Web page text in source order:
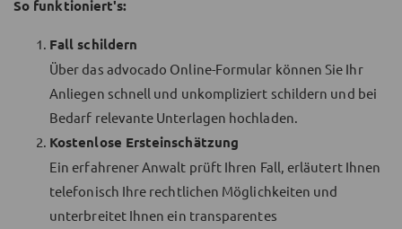
So funktioniert's:
Fall schildern
Über das advocado Online-Formular können Sie Ihr
Anliegen schnell und unkompliziert schildern und bei
Bedarf relevante Unterlagen hochladen.
Kostenlose Ersteinschätzung
Ein erfahrener Anwalt prüft Ihren Fall, erläutert Ihnen
telefonisch Ihre rechtlichen Möglichkeiten und
unterbreitet Ihnen ein transparentes